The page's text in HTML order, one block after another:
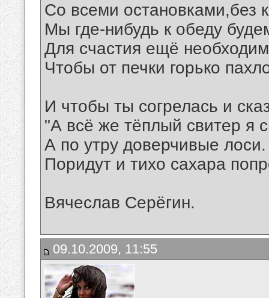
Со всеми остановками,без
Мы где-нибудь к обеду
Для счастия ещё
Чтобы от печки горько
И чтобы ты согрелась и
"А всё же тёплый свитер я
А по утру доверчивые лоси.
Поридут и тихо сахара
Вячеслав Серёгин.
09.10.2009, 11:55